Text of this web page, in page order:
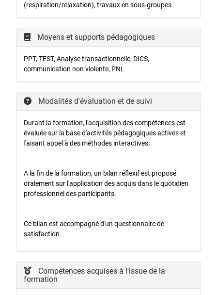
(respiration/relaxation), travaux en sous-groupes
Moyens et supports pédagogiques
PPT, TEST, Analyse transactionnelle, DICS,
communication non violente, PNL
Modalités d'évaluation et de suivi
Durant la formation, l'acquisition des compétences est
évaluée sur la base d'activités pédagogiques actives et
faisant appel à des méthodes interactives.
A la fin de la formation, un bilan réflexif est proposé
oralement sur l'application des acquis dans le quotidien
professionnel des participants.
Ce bilan est accompagné d'un questionnaire de
satisfaction.
Compétences acquises à l'issue de la
formation